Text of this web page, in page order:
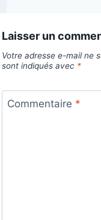
Laisser un
Votre adresse e-mail ne
sont indiqués avec *
Commentaire *